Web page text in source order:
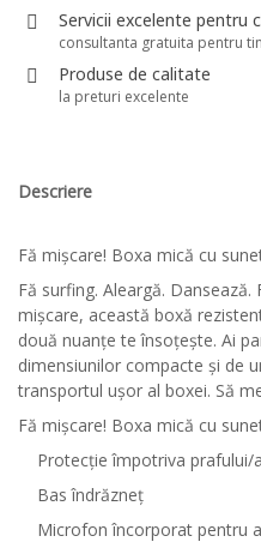
Servicii excelente pentru
consultanta gratuita pentru
Produse de calitate
la preturi excelente
Descriere
Fă mişcare! Boxa mică cu
Fă surfing. Aleargă.
mişcare, această boxă
două nuanţe te însoţeşte. Ai
dimensiunilor compacte şi de
transportul uşor al boxei. Să
Fă mişcare! Boxa mică cu
Protecţie împotriva prafului/
Bas îndrăzneţ
Microfon încorporat pentru